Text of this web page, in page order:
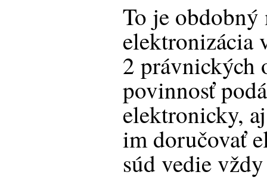
To je obdobný
elektronizácia
2 právnických
povinnosť
elektronicky,
im doručovať
súd vedie